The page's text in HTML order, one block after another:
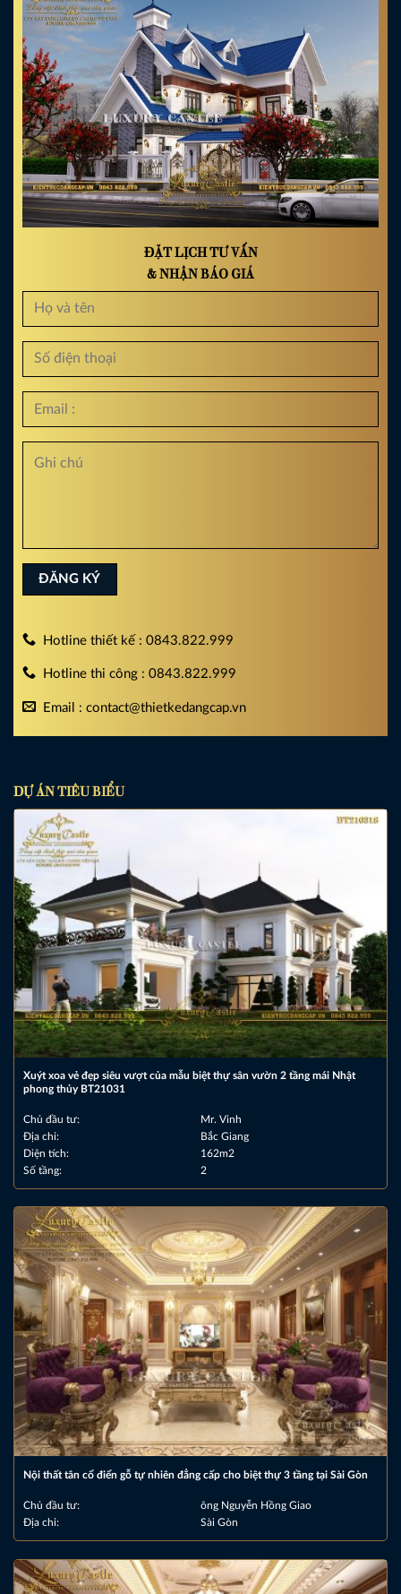
ĐẶT LỊCH TƯ VẤN
& NHẬN BÁO GIÁ
Hotline thiết kế : 0843.822.999
Hotline thi công : 0843.822.999
Email : contact@thietkedangcap.vn
DỰ ÁN TIÊU BIỂU
Xuýt xoa vẻ đẹp siêu vượt của mẫu biệt thự sân vườn 2 tầng mái Nhật
phong thủy BT21031
Chủ đầu tư:
Mr. Vinh
Địa chỉ:
Bắc Giang
Diện tích:
162m2
Số tầng:
2
Nội thất tân cổ điển gỗ tự nhiên đẳng cấp cho biệt thự 3 tầng tại Sài Gòn
Chủ đầu tư:
ông Nguyễn Hồng Giao
Địa chỉ:
Sài Gòn